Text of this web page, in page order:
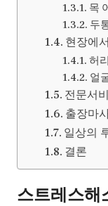
목
두
현장에
허
얼
전문서
출장마
일상의
결론
스트레스해